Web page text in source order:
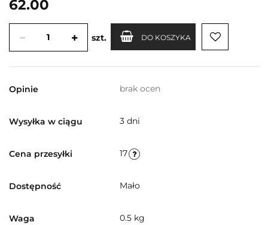
62.00
szt. DO KOSZYKA
Opinie brak ocen
Wysyłka w ciągu 3 dni
Cena przesyłki 17
Dostępność Mało
Waga 0.5 kg